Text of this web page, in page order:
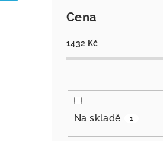
Cena
1432 Kč
Na skladě 1